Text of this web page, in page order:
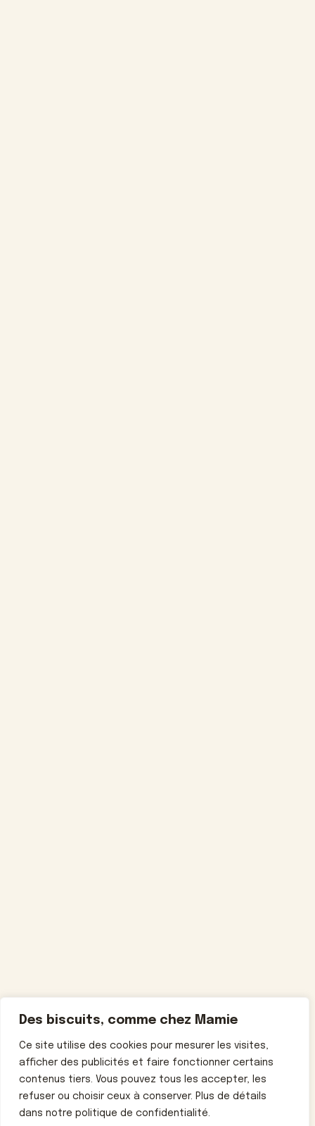
Des biscuits, comme chez Mamie
Ce site utilise des cookies pour mesurer les visites,
afficher des publicités et faire fonctionner certains
contenus tiers. Vous pouvez tous les accepter, les
refuser ou choisir ceux à conserver. Plus de détails
dans notre politique de confidentialité.